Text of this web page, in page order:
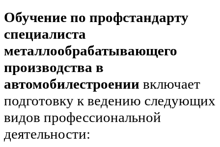
Обучение по профстандарту
специалиста
металлообрабатывающего
производства в
автомобилестроении включает
подготовку к ведению следующих
видов профессиональной
деятельности: